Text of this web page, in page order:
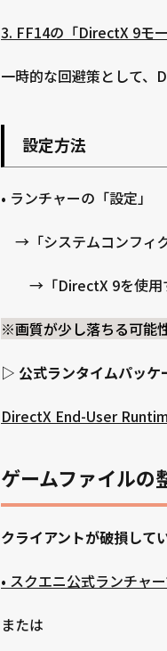
3. FF14の「DirectX 9モ
一時的な回避策として、
設定方法
• ランチャーの「設定」
→「システムコンフィグ
→「DirectX 9を使用
※画質が少し落ちる可能
▷ 公式ランタイムパッケ
DirectX End-User
ゲームファイルの
クライアントが破損して
• スクエニ公式ランチャ
または